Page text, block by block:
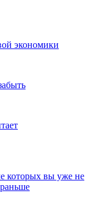
экономики
которых вы уже не